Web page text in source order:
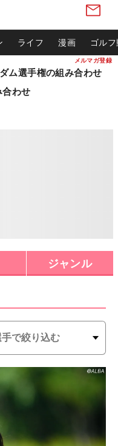
メルマガ登録
ライフ 漫画 ゴル
ム選手権の組み合わせ
わせ
ジャンル